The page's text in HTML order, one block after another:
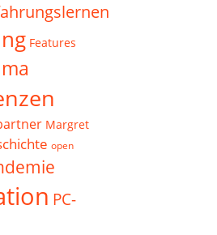
Features
Margret
open
PC-